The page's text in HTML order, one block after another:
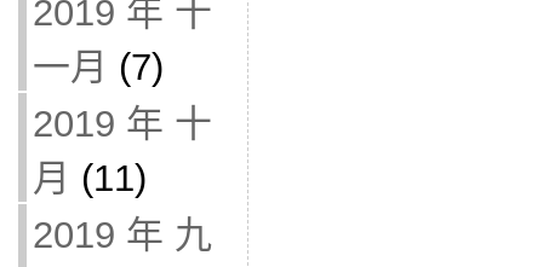
2019 年 十
一月 (7)
2019 年 十
月 (11)
2019 年 九